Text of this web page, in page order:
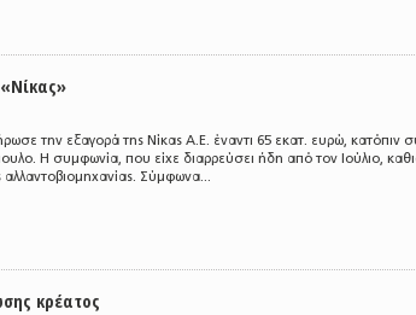
την εξαγορά της Νίκας Α.Ε. έναντι 65 εκατ. ευρώ, κατόπιν
Η συμφωνία, που είχε διαρρεύσει ήδη από τον Ιούλιο,
Σύμφωνα...
κρέατος